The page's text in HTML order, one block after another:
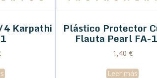
Karpathi Plástico Protector
Flauta Pearl FA-
1,40 €
Leer más